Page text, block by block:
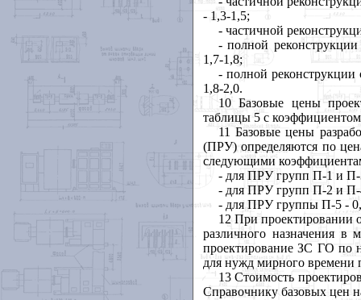
- 1,3-1,5;
- частичной
- полной
1,7-1,8;
- полной
1,8-2,0.
10 Базовые цены
таблицы 5 с
11 Базовые цены
(ПРУ) определяются по
следующими
- для ПРУ групп П-1 и П-
- для ПРУ групп П-2 и П-
- для ПРУ группы П-5 -
12 При проектировании
различного назначения в
проектирование ЗС ГО по
для нужд мирного времени
13 Стоимость
Справочнику базовых цен